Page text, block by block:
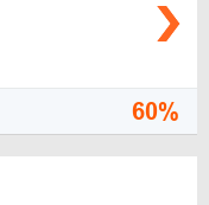
60%